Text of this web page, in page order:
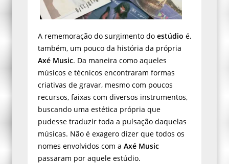
A rememoração do surgimento do estúdio é,
também, um pouco da história da própria
Axé Music. Da maneira como aqueles
músicos e técnicos encontraram formas
criativas de gravar, mesmo com poucos
recursos, faixas com diversos instrumentos,
buscando uma estética própria que
pudesse traduzir toda a pulsação daquelas
músicas. Não é exagero dizer que todos os
nomes envolvidos com a Axé Music
passaram por aquele estúdio.